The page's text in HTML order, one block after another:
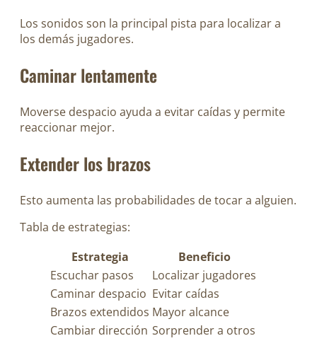
Los sonidos son la principal pista para localizar a
los demás jugadores.
Caminar lentamente
Moverse despacio ayuda a evitar caídas y permite
reaccionar mejor.
Extender los brazos
Esto aumenta las probabilidades de tocar a alguien.
Tabla de estrategias:
Estrategia
Beneficio
Escuchar pasos
Localizar jugadores
Caminar despacio Evitar caídas
Brazos extendidos Mayor alcance
Cambiar dirección Sorprender a otros